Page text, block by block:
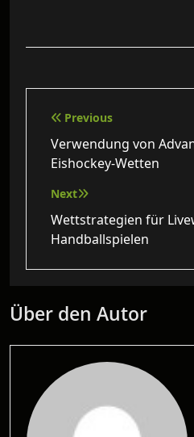
Previous
Verwendung von
Eishockey-Wetten
Next
Wettstrategien für
Handballspielen
Über den Autor